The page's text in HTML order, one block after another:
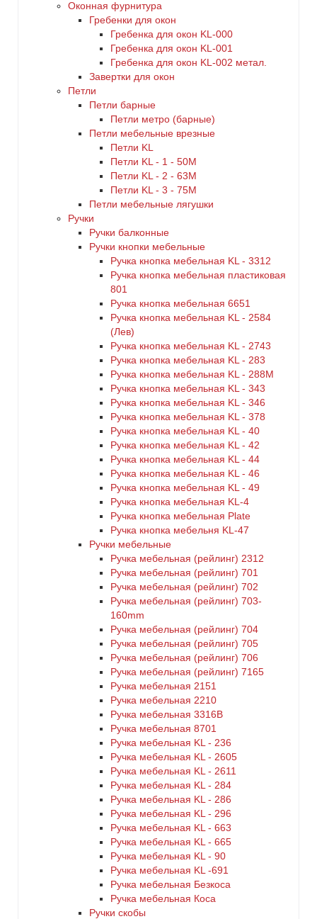
Оконная фурнитура
Гребенки для окон
Гребенка для окон KL-000
Гребенка для окон KL-001
Гребенка для окон KL-002 метал.
Завертки для окон
Петли
Петли барные
Петли метро (барные)
Петли мебельные врезные
Петли KL
Петли KL - 1 - 50M
Петли KL - 2 - 63M
Петли KL - 3 - 75M
Петли мебельные лягушки
Ручки
Ручки балконные
Ручки кнопки мебельные
Ручка кнопка мебельная KL - 3312
Ручка кнопка мебельная пластиковая
801
Ручка кнопка мебельная 6651
Ручка кнопка мебельная KL - 2584
(Лев)
Ручка кнопка мебельная KL - 2743
Ручка кнопка мебельная KL - 283
Ручка кнопка мебельная KL - 288M
Ручка кнопка мебельная KL - 343
Ручка кнопка мебельная KL - 346
Ручка кнопка мебельная KL - 378
Ручка кнопка мебельная KL - 40
Ручка кнопка мебельная KL - 42
Ручка кнопка мебельная KL - 44
Ручка кнопка мебельная KL - 46
Ручка кнопка мебельная KL - 49
Ручка кнопка мебельная KL-4
Ручка кнопка мебельная Plate
Ручка кнопка мебельня KL-47
Ручки мебельные
Ручка мебельная (рейлинг) 2312
Ручка мебельная (рейлинг) 701
Ручка мебельная (рейлинг) 702
Ручка мебельная (рейлинг) 703-
160mm
Ручка мебельная (рейлинг) 704
Ручка мебельная (рейлинг) 705
Ручка мебельная (рейлинг) 706
Ручка мебельная (рейлинг) 7165
Ручка мебельная 2151
Ручка мебельная 2210
Ручка мебельная 3316B
Ручка мебельная 8701
Ручка мебельная KL - 236
Ручка мебельная KL - 2605
Ручка мебельная KL - 2611
Ручка мебельная KL - 284
Ручка мебельная KL - 286
Ручка мебельная KL - 296
Ручка мебельная KL - 663
Ручка мебельная KL - 665
Ручка мебельная KL - 90
Ручка мебельная KL -691
Ручка мебельная Безкоса
Ручка мебельная Коса
Ручки скобы